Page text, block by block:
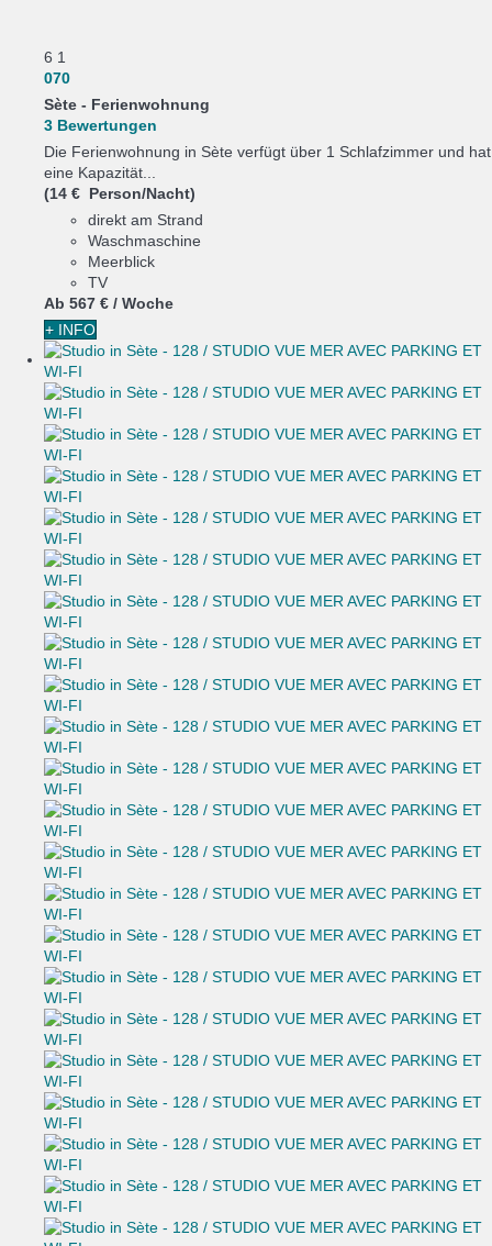
6 1
070
Sète - Ferienwohnung
3 Bewertungen
Die Ferienwohnung in Sète verfügt über 1 Schlafzimmer und hat
eine Kapazität...
(14 € Person/Nacht)
direkt am Strand
Waschmaschine
Meerblick
TV
Ab 567 € / Woche
+ INFO